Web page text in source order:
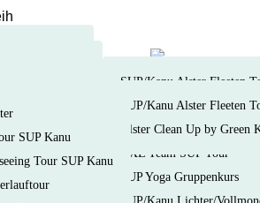
SUP/Kanu Alster Fleeten
SUP Kurs & Alster Tour
SUP/Kanu Team Events
XXL Team SUP Tour
SUP Yoga Gruppenkurs
SUP/Kanu Alster Fleeten
Alster Clean Up by Green
SUP Kanu
Tour SUP Kanu